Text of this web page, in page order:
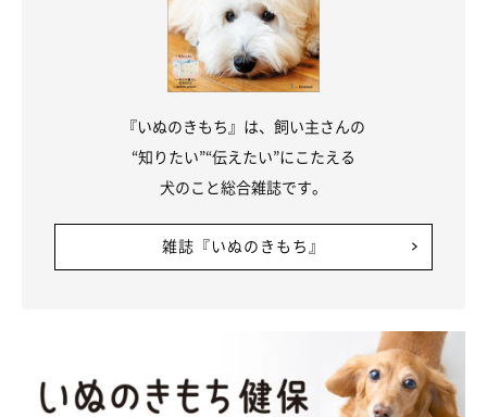
『いぬのきもち』は、飼い主さんの
“知りたい”“伝えたい”にこたえる
犬のこと総合雑誌です。
雑誌『いぬのきもち』